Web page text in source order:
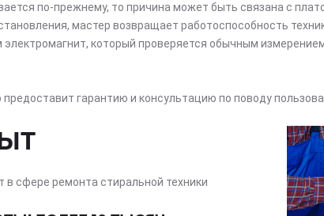
по-прежнему, то причина может быть связана с
мастер возвращает работоспособность
который проверяется обычным
гарантию и консультацию по поводу
сфере ремонта стиральной техники